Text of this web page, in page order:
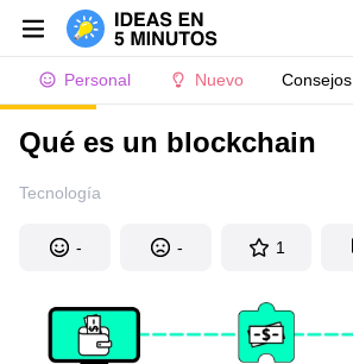
Personal Nuevo Consejos
Qué es un blockchain
Tecnología
- - 1